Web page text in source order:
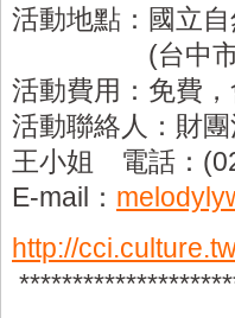
活動地點：國立
(台中市北
活動費用：免費
活動聯絡人：財
王小姐 電話：
E-mail：
http://